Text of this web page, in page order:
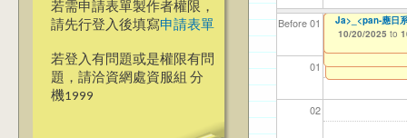
若需申請表單製作者權限，
請先行登入後填寫申請表單
若登入有問題或是權限有問
題，請洽資網處資服組 分
機1999
Before 01
01
02
【資網處】
整合系統～表單
【財務處】工讀
11/12/2021 to
【財務處】漏打
錄
114學年度前程
表(服務學習教師
114
02/
114
03/
【學
07/
114
09/
商品
11/
教務
11/
114
02/
【財
08/
【教學暨學習資
Teams線上同
【傳播學院】銘
09/19/2025 to
銘傳大學永續發
10/15/2025 to
Ming Chuan
10/15/2025 to
Ja>_<pan應日
10/15/2025 to
【國教處僑陸事
10/15/2025 to
ja>_<pan應日系
10/16/2025 to
Ja>_<pan-應日
10/20/2025 to